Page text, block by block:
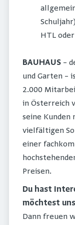
HTL
BAUHAUS –
und Garten –
2.000
in Österreich
seine
vielfältigen
einer
Preisen.
Du hast
möchtest
Dann freuen